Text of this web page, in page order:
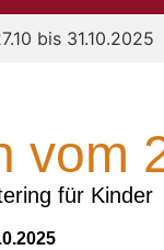
bis 31.10.2025
vom
für Kinder